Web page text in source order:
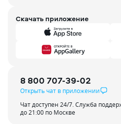
Скачать приложение
8 800 707-39-02
Открыть чат в приложении
Чат доступен 24/7. Служба
до 21:00 по Москве